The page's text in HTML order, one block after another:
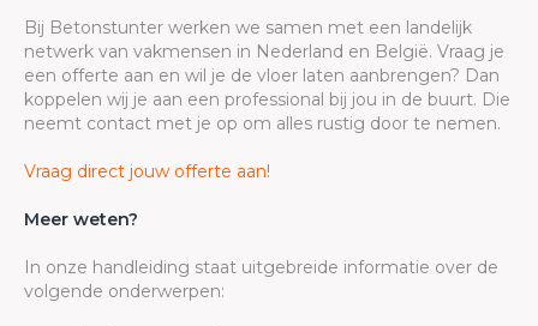
Bij Betonstunter werken we samen met een landelijk
netwerk van vakmensen in Nederland en België. Vraag je
een offerte aan en wil je de vloer laten aanbrengen? Dan
koppelen wij je aan een professional bij jou in de buurt. Die
neemt contact met je op om alles rustig door te nemen.
Vraag direct jouw offerte aan!
Meer weten?
In onze handleiding staat uitgebreide informatie over de
volgende onderwerpen: